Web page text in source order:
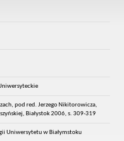
pod red. Jerzego Nikitorowicza,
Białystok 2006, s. 309-319
Uniwersytetu w Białymstoku